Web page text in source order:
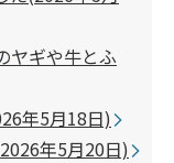
ヤギや牛とふ
年5月18日)
年5月20日)